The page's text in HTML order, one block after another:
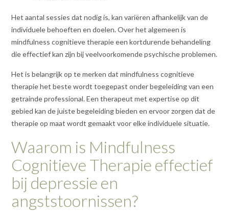
Het aantal sessies dat nodig is, kan variëren afhankelijk van de
individuele behoeften en doelen. Over het algemeen is
mindfulness cognitieve therapie een kortdurende behandeling
die effectief kan zijn bij veelvoorkomende psychische problemen.
Het is belangrijk op te merken dat mindfulness cognitieve
therapie het beste wordt toegepast onder begeleiding van een
getrainde professional. Een therapeut met expertise op dit
gebied kan de juiste begeleiding bieden en ervoor zorgen dat de
therapie op maat wordt gemaakt voor elke individuele situatie.
Waarom is Mindfulness
Cognitieve Therapie effectief
bij depressie en
angststoornissen?